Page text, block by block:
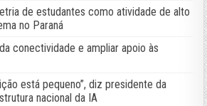
de estudantes como atividade de alto
no Paraná
conectividade e ampliar apoio às
está pequeno”, diz presidente da
nacional da IA